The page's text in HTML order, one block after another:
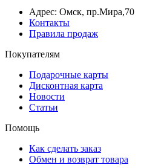
Адрес: Омск, пр.Мира,70
Контакты
Правила продаж
Покупателям
Подарочные карты
Дисконтная карта
Новости
Статьи
Помощь
Как сделать заказ
Обмен и возврат товара